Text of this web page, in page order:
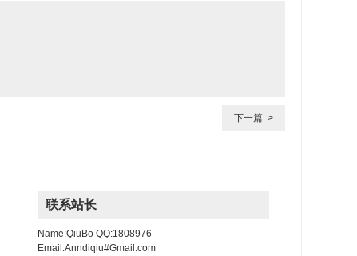
下一篇 >
联系站长
Name:QiuBo QQ:1808976
Email:Anndiqiu#Gmail.com